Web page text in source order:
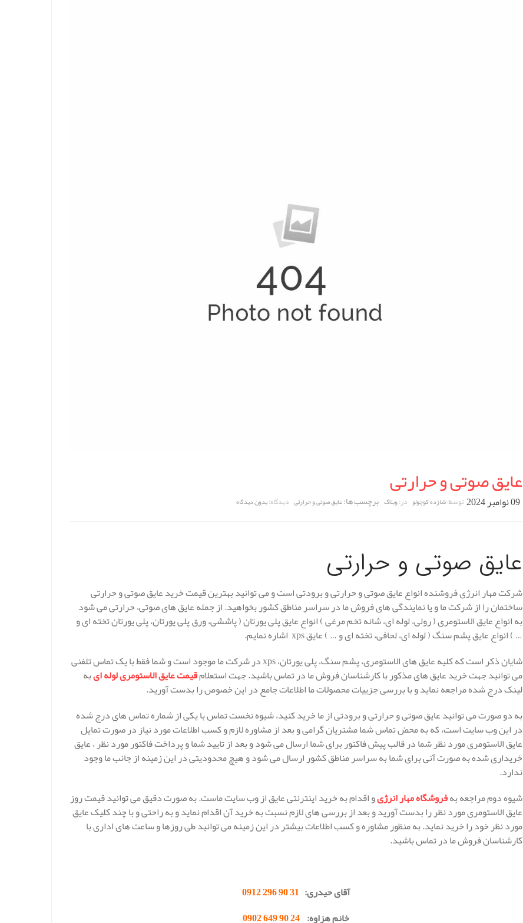
عایق صوتی و حرارتی
09 نوامبر 2024 توسط:شازده کوچولو در:وبلاگ برچسب ها:عایق صوتی و حرارتی دیدگاه:بدون دیدگاه
عایق صوتی و حرارتی
شرکت مهار انرژی فروشنده انواع عایق صوتی و حرارتی و برودتی است و می توانید بهترین قیمت خرید عایق صوتی و حرارتی
ساختمان را از شرکت ما و یا نمایندگی های فروش ما در سراسر مناطق کشور بخواهید. از جمله عایق های صوتی، حرارتی می شود
به انواع عایق الاستومری ( رولی، لوله ای، شانه تخم مرغی ) انواع عایق پلی یورتان ( پاششی، ورق پلی یورتان، پلی یورتان تخته ای و
… ) انواع عایق پشم سنگ ( لوله ای، لحافی، تخته ای و … ) عایق xps اشاره نمایم.
شایان ذکر است که کلیه عایق های الاستومری، پشم سنگ، پلی یورتان، xps در شرکت ما موجود است و شما فقط با یک تماس تلفنی
می توانید جهت خرید عایق های مذکور با کارشناسان فروش ما در تماس باشید. جهت استعلامقیمت عایق الاستومری لوله ایبه
لینک درج شده مراجعه نماید و با بررسی جزییات محصولات ما اطلاعات جامع در این خصوص را بدست آورید.
به دو صورت می توانید عایق صوتی و حرارتی و برودتی از ما خرید کنید، شیوه نخست تماس با یکی از شماره تماس های درج شده
در این وب سایت است، که به محض تماس شما مشتریان گرامی و بعد از مشاوره لازم و کسب اطلاعات مورد نیاز در صورت تمایل
عایق الاستومری مورد نظر شما در قالب پیش فاکتور برای شما ارسال می شود و بعد از تایید شما و پرداخت فاکتور مورد نظر ، عایق
خریداری شده به صورت آنی برای شما به سراسر مناطق کشور ارسال می شود و هیچ محدودیتی در این زمینه از جانب ما وجود
ندارد.
شیوه دوم مراجعه بهفروشگاه مهار انرژیو اقدام به خرید اینترنتی عایق از وب سایت ماست. به صورت دقیق می توانید قیمت روز
عایق الاستومری مورد نظر را بدست آورید و بعد از بررسی های لازم نسبت به خرید آن اقدام نماید و به راحتی و با چند کلیک عایق
مورد نظر خود را خرید نماید. به منظور مشاوره و کسب اطلاعات بیشتر در این زمینه می توانید طی روزها و ساعت های اداری با
کارشناسان فروش ما در تماس باشید.
آقای حیدری: 31 90 296 0912
خانم هزاوه:24 90 649 0902